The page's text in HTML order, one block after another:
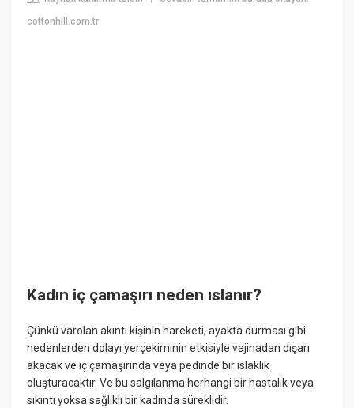
cottonhill.com.tr
Kadın iç çamaşırı neden ıslanır?
Çünkü varolan akıntı kişinin hareketi, ayakta durması gibi
nedenlerden dolayı yerçekiminin etkisiyle vajinadan dışarı
akacak ve iç çamaşırında veya pedinde bir ıslaklık
oluşturacaktır. Ve bu salgılanma herhangi bir hastalık veya
sıkıntı yoksa sağlıklı bir kadında süreklidir.